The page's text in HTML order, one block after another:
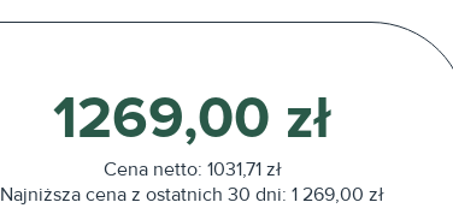
1269,00 zł
Cena netto: 1031,71 zł
Najniższa cena z ostatnich 30 dni: 1 269,00 zł